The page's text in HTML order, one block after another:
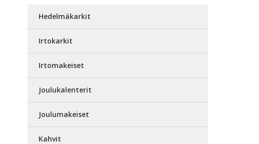
Hedelmäkarkit
Irtokarkit
Irtomakeiset
Joulukalenterit
Joulumakeiset
Kahvit